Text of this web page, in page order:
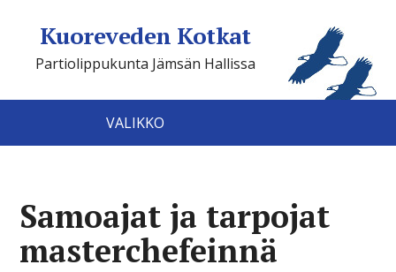
Kuoreveden Kotkat
Partiolippukunta Jämsän Hallissa
VALIKKO
Samoajat ja tarpojat
masterchefeinnä